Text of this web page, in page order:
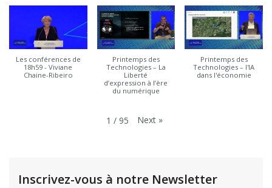
Les conférences de
18h59 - Viviane
Chaine-Ribeiro
Printemps des
Technologies – La
Liberté
d’expression à l’ère
du numérique
Printemps des
Technologies – l'IA
dans l'économie
1 / 95 Next »
Inscrivez-vous à notre Newsletter